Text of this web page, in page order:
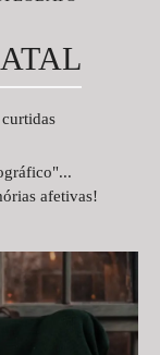
curtidas
afetivas!